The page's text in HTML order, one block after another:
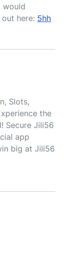
would
here: 5hh
Slots,
the
Secure Jili56
app
big at Jili56